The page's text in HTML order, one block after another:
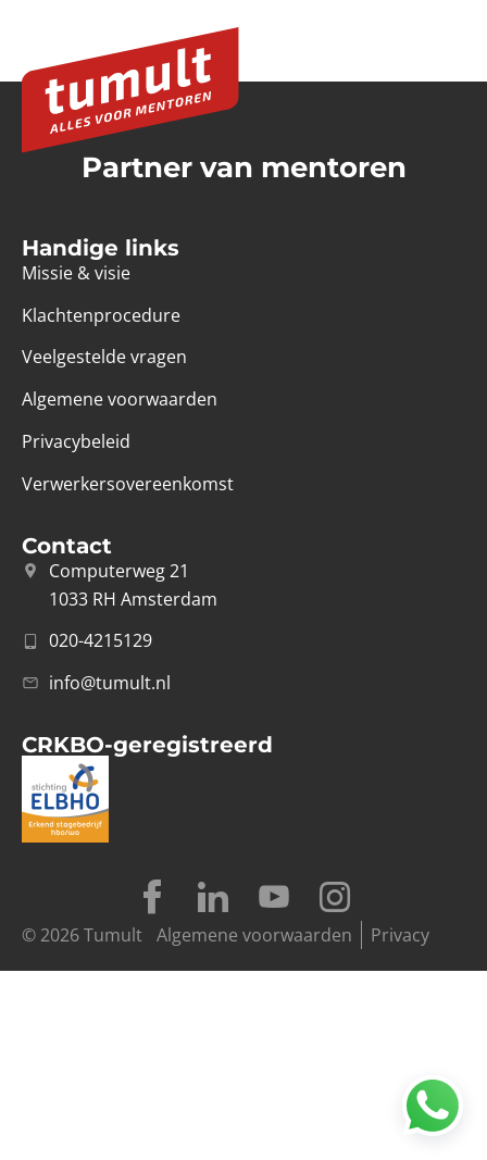
Partner van mentoren
Handige links
Missie & visie
Klachtenprocedure
Veelgestelde vragen
Algemene voorwaarden
Privacybeleid
Verwerkersovereenkomst
Contact
Computerweg 21
1033 RH Amsterdam
020-4215129
info@tumult.nl
CRKBO-geregistreerd
© 2026 Tumult Algemene voorwaarden Privacy